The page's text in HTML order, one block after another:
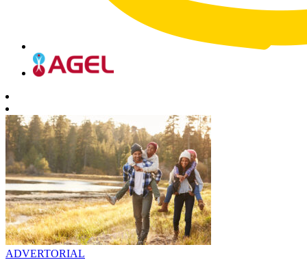
ADVERTORIAL